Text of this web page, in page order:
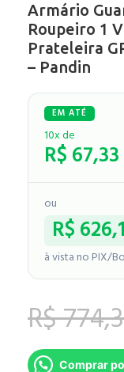
Armário
Roupeiro 1
Prateleira
– Pandin
10x de
R$67,33
ou
R$
à vista no PIX/
R$
Comprar